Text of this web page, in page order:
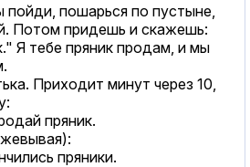
пошарься по пустыне,
Потом придешь и скажешь:
Я тебе пряник продам, и мы
Приходит минут через 10,
пряник.
пряники.